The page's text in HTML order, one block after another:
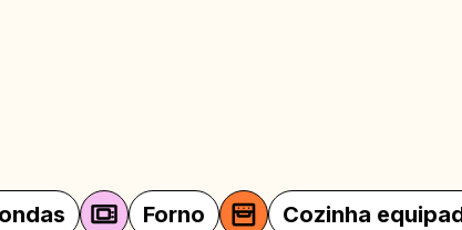
Forno Cozinha equipada